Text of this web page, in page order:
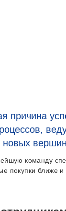
причина
новых
команду
покупки ближе и